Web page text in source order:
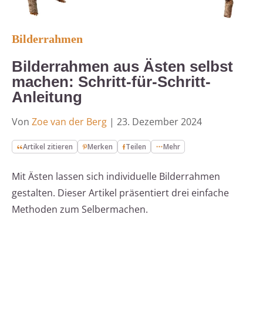
Bilderrahmen
Bilderrahmen aus Ästen selbst
machen: Schritt-für-Schritt-
Anleitung
Von Zoe van der Berg | 23. Dezember 2024
Artikel zitieren Merken Teilen Mehr
Mit Ästen lassen sich individuelle Bilderrahmen
gestalten. Dieser Artikel präsentiert drei einfache
Methoden zum Selbermachen.